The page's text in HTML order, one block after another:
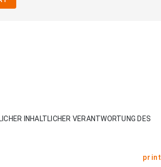
INHALTLICHER VERANTWORTUNG DES
print